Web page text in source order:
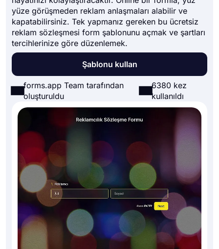
yüze görüşmeden reklam anlaşmaları alabilir ve
kapatabilirsiniz. Tek yapmanız gereken bu ücretsiz
reklam sözleşmesi form şablonunu açmak ve şartları
tercihlerinize göre düzenlemek.
Şablonu kullan
forms.app Team tarafından
oluşturuldu
6380 kez
kullanıldı